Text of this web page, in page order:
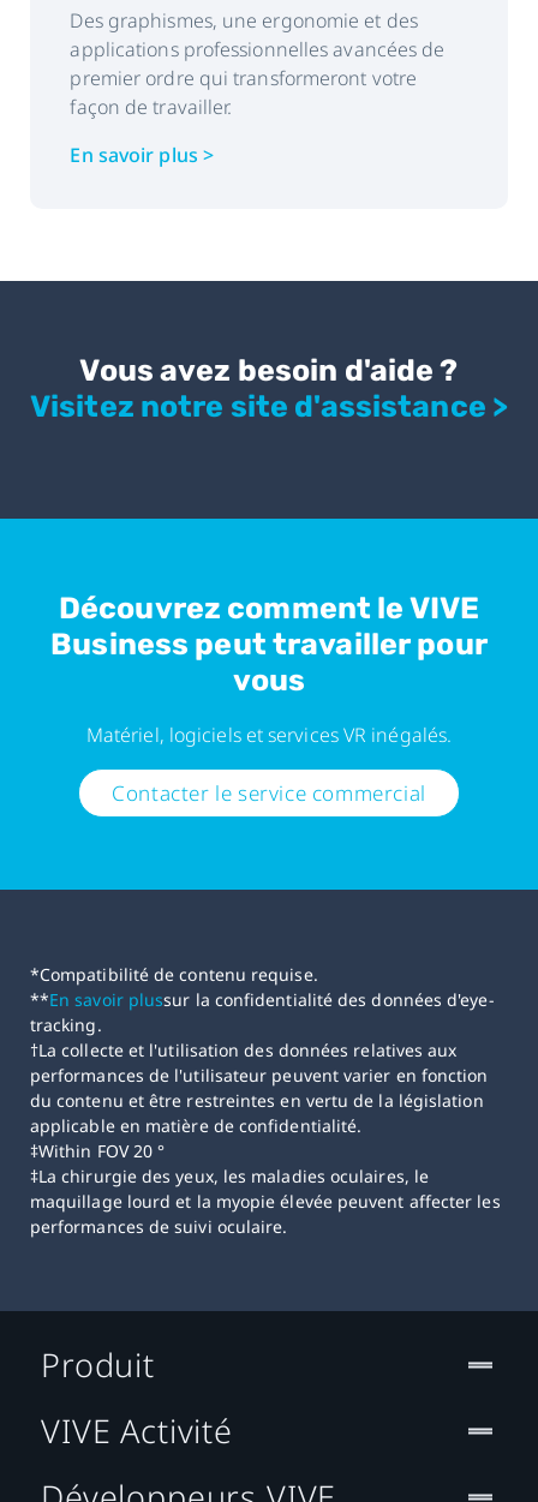
Des graphismes, une ergonomie et des
applications professionnelles avancées de
premier ordre qui transformeront votre
façon de travailler.
En savoir plus >
Vous avez besoin d'aide ?
Visitez notre site d'assistance >
Découvrez comment le VIVE
Business peut travailler pour
vous
Matériel, logiciels et services VR inégalés.
Contacter le service commercial
*Compatibilité de contenu requise.
**En savoir plussur la confidentialité des données d'eye-
tracking.
†La collecte et l'utilisation des données relatives aux
performances de l'utilisateur peuvent varier en fonction
du contenu et être restreintes en vertu de la législation
applicable en matière de confidentialité.
‡Within FOV 20 °
‡La chirurgie des yeux, les maladies oculaires, le
maquillage lourd et la myopie élevée peuvent affecter les
performances de suivi oculaire.
Produit
VIVE Activité